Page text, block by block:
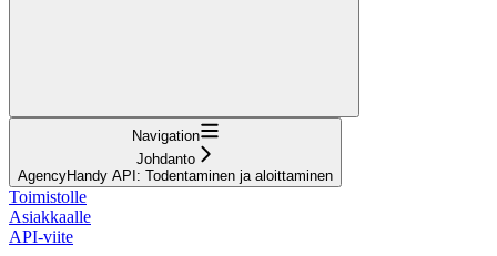
Navigation
Johdanto
AgencyHandy API: Todentaminen ja aloittaminen
Toimistolle
Asiakkaalle
API-viite